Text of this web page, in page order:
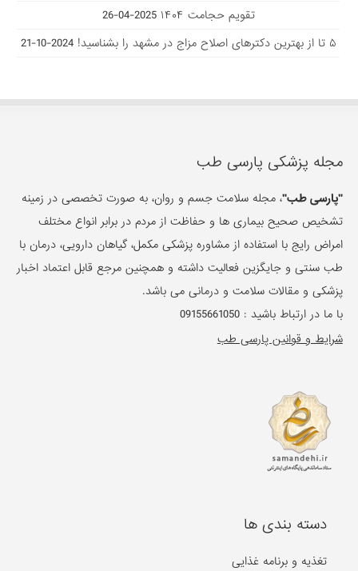
تقویم حجامت ۱۴۰۴
2025-04-26
۵ تا از بهترین دکتر‌های اصلاح مزاج در مشهد را بشناسید!
2024-10-21
مجله پزشکی پارسی طب
"پارسی طب"، مجله سلامت جسم و روان، به صورت تخصصی در زمینه
تشخیص صحیح بیماری ها و حفاظت از مردم در برابر انواع مختلف
امراض رایج با استفاده از مشاوره پزشکی مکمل، گیاهان دارویی، درمان با
طب سنتی و جایگزین فعالیت داشته و همچنین مرجع قابل اعتماد اخبار
پزشکی و مقالات سلامت و درمانی می باشد.
با ما در ارتباط باشید :09155661050
شرایط و قوانین پارسی طب
دسته بندی ها
تغذیه و برنامه غذایی